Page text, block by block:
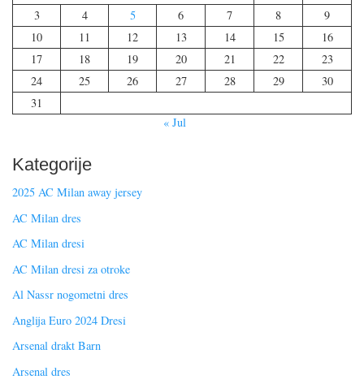
3
4 5 6 7 8
9
10
11 12 13 14 15
16
17
18 19 20 21 22
23
24
25 26 27 28 29
30
31
« Jul
Kategorije
2025 AC Milan away jersey
AC Milan dres
AC Milan dresi
AC Milan dresi za otroke
Al Nassr nogometni dres
Anglija Euro 2024 Dresi
Arsenal drakt Barn
Arsenal dres